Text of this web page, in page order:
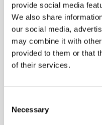
provide social media
We also share
our social media,
may combine it with
provided to them or that
of their services.
Selection
Necessary